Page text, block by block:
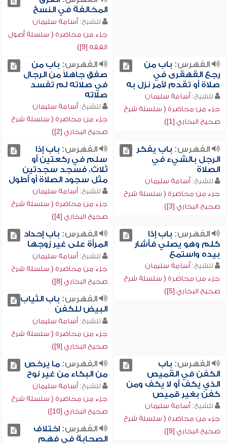
المخالفة في النسخ
للشيخ: أسامة سليمان
جزء من محاضرة ( سلسلة أصول
الفقه [9])
الفهرس: باب من
رجع القهقرى في
صلاة أو تقدم لأمر نزل به
للشيخ: أسامة سليمان
جزء من محاضرة ( سلسلة شرح
صحيح البخاري [1])
الفهرس: باب من
صفق جاهلاً من الرجال
في صلاته لم تفسد
صلاته
للشيخ: أسامة سليمان
جزء من محاضرة ( سلسلة شرح
صحيح البخاري [2])
الفهرس: باب يفكر
الرجل بالشيء في
الصلاة
للشيخ: أسامة سليمان
جزء من محاضرة ( سلسلة شرح
صحيح البخاري [3])
الفهرس: باب إذا
سلم في ركعتين أو
ثلاث، فسجد سجدتين
مثل سجود الصلاة أو أطول
للشيخ: أسامة سليمان
جزء من محاضرة ( سلسلة شرح
صحيح البخاري [4])
الفهرس: باب إذا
كلم وهو يصلي فأشار
بيده واستمع
للشيخ: أسامة سليمان
جزء من محاضرة ( سلسلة شرح
صحيح البخاري [5])
الفهرس: باب إحداد
المرأة على غير زوجها
للشيخ: أسامة سليمان
جزء من محاضرة ( سلسلة شرح
صحيح البخاري [8])
الفهرس: باب الثياب
البيض للكفن
للشيخ: أسامة سليمان
جزء من محاضرة ( سلسلة شرح
صحيح البخاري [9])
الفهرس: باب
الكفن في القميص
الذي يكف أو لا يكف ومن
كفن بغير قميص
للشيخ: أسامة سليمان
جزء من محاضرة ( سلسلة شرح
صحيح البخاري [9])
الفهرس:ما يرخص
من البكاء من غير نوح
للشيخ: أسامة سليمان
جزء من محاضرة ( سلسلة شرح
صحيح البخاري [10])
الفهرس:اختلاف
الصحابة في فهم